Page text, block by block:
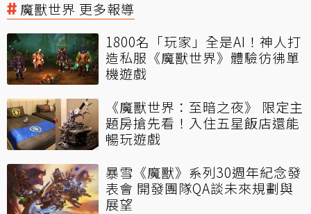
魔獸世界 更多報導
1800名「玩家」全是AI！神人打
造私服《魔獸世界》體驗彷彿單
機遊戲
《魔獸世界：至暗之夜》 限定主
題房搶先看！入住五星飯店還能
暢玩遊戲
暴雪《魔獸》系列30週年紀念發
表會 開發團隊QA談未來規劃與
展望